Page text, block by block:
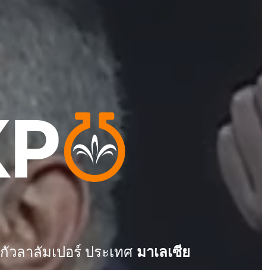
กัวลาลัมเปอร์ ประเทศมาเลเซีย